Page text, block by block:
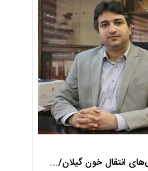
تحقق بیش از ۹۰ درصد شاخص‌های انتقال خون گیلان/ نیاز فوری به نوسازی تجهیزات آزمایشگاهی